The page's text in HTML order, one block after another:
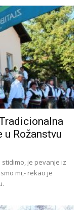
Tradicionalna
Rožanstvu
je pevanje iz
mi,- rekao je